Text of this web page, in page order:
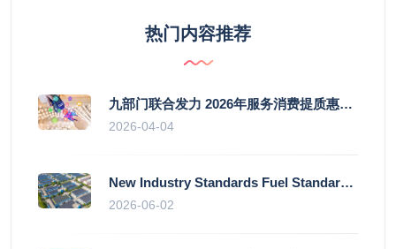
热门内容推荐
九部门联合发力 2026年服务消费提质惠民行动启幕
2026-04-04
New Industry Standards Fuel Standardised and Scaled Growth of China’s Embodied Intelligence Sector
2026-06-02